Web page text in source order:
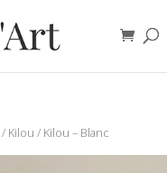
/ Kilou / Kilou – Blanc